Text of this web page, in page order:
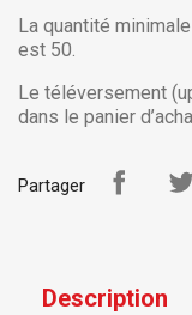
La quantité
est 50.
Le téléversement
dans le panier
Partager
Description